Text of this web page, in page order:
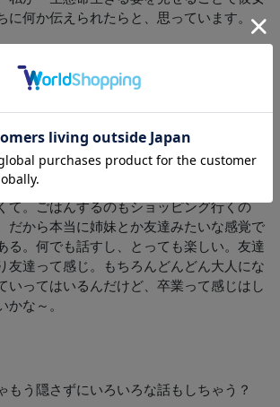
に何か伝えられたらと、思っています。
というよりは姉妹のような感覚になる事は
？そろそろ母も卒業かな？とか・・（笑）
長女といる時間が多いのだけど、すごく仲
て。ごはんするのもショッピング行くの
だから本当に姉妹とか友達みたいな感覚で
る。何でも話すし、とっても楽しい。友達
友達って感じ。もちろんどんどん大人にな
いってはいるんだけど、卒業って感じはし
かな～。
もう隠さずにいろいろな話もしちゃう？